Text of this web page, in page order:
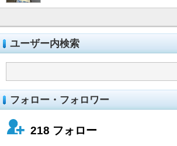
ユーザー内検索
フォロー・フォロワー
218 フォロー